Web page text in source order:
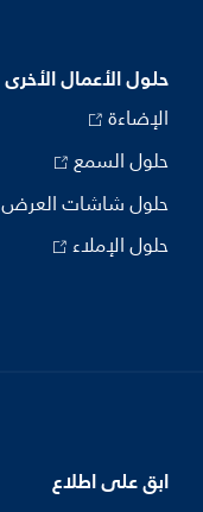
حلول الأعمال الأخرى
الإضاءة
حلول السمع
حلول شاشات العرض
حلول الإملاء
ابق على اطلاع